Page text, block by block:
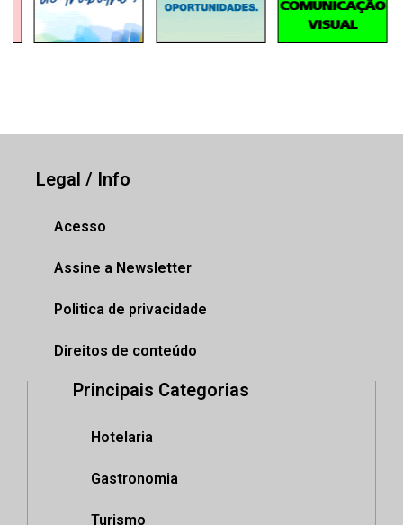
Legal / Info
Acesso
Assine a Newsletter
Politica de privacidade
Direitos de conteúdo
Principais Categorias
Hotelaria
Gastronomia
Turismo